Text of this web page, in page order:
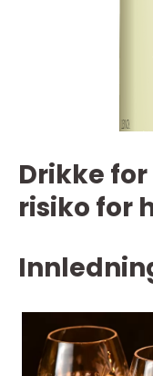
Drikke
risiko for